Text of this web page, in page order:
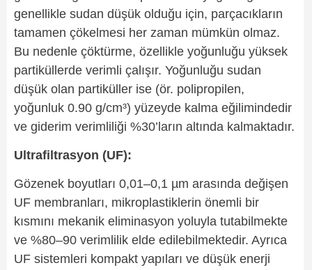
genellikle sudan düşük olduğu için, parçacıkların
tamamen çökelmesi her zaman mümkün olmaz.
Bu nedenle çöktürme, özellikle yoğunluğu yüksek
partiküllerde verimli çalışır. Yoğunluğu sudan
düşük olan partiküller ise (ör. polipropilen,
yoğunluk 0.90 g/cm³) yüzeyde kalma eğilimindedir
ve giderim verimliliği %30’ların altında kalmaktadır.
Ultrafiltrasyon (UF):
Gözenek boyutları 0,01–0,1 µm arasında değişen
UF membranları, mikroplastiklerin önemli bir
kısmını mekanik eliminasyon yoluyla tutabilmekte
ve %80–90 verimlilik elde edilebilmektedir. Ayrıca
UF sistemleri kompakt yapıları ve düşük enerji